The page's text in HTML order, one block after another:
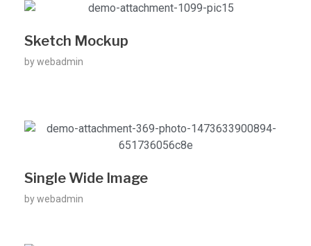
Sketch Mockup
bywebadmin
Single Wide Image
bywebadmin